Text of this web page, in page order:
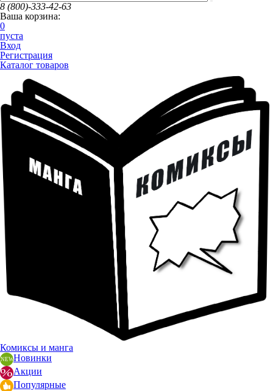
8 (800)-333-42-63
Ваша корзина:
0
пуста
Вход
Регистрация
Каталог товаров
Комиксы и манга
Новинки
Акции
Популярные